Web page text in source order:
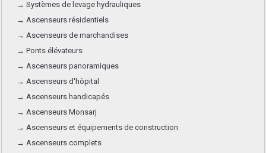
→ Systèmes de levage hydrauliques
→ Ascenseurs résidentiels
→ Ascenseurs de marchandises
→ Ponts élévateurs
→ Ascenseurs panoramiques
→ Ascenseurs d'hôpital
→ Ascenseurs handicapés
→ Ascenseurs Monsarj
→ Ascenseurs et équipements de construction
→ Ascenseurs complets